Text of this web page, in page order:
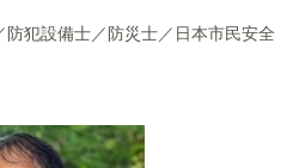
犯設備士／防災士／日本市民安全